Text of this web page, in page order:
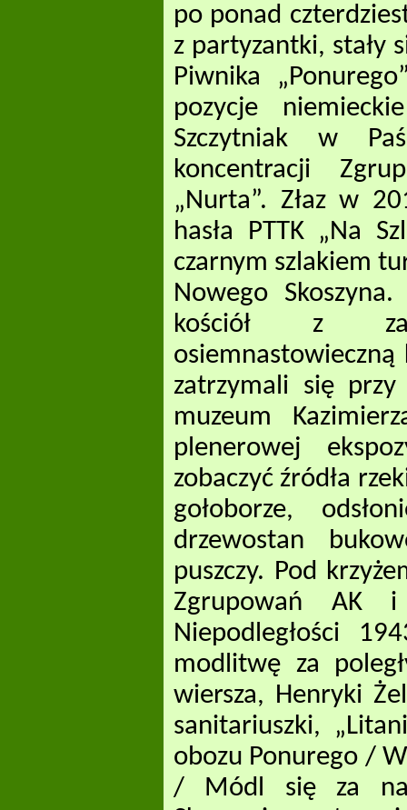
po ponad
z partyzantki, stały
Piwnika
pozycje
Szczytniak w
koncentracji
„Nurta”. Złaz w
hasła PTTK „Na
czarnym szlakiem
Nowego
kościół z
osiemnastowieczną
zatrzymali się
muzeum
plenerowej
zobaczyć źródła
gołoborze,
drzewostan
puszczy. Pod
Zgrupowań AK
Niepodległości
modlitwę za
wiersza, Henryki
sanitariuszki,
obozu Ponurego /
/ Módl się za